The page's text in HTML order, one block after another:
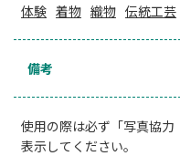
体験 着物 織物 伝統工芸
備考
使用の際は必ず「写真協
表示してください。